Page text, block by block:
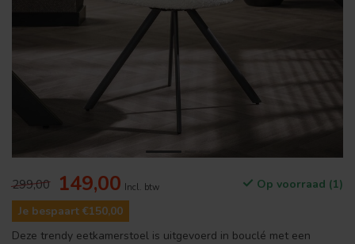
299,00 149,00 Incl. btw
Op voorraad (1)
Je bespaart €150,00
Deze trendy eetkamerstoel is uitgevoerd in bouclé met een